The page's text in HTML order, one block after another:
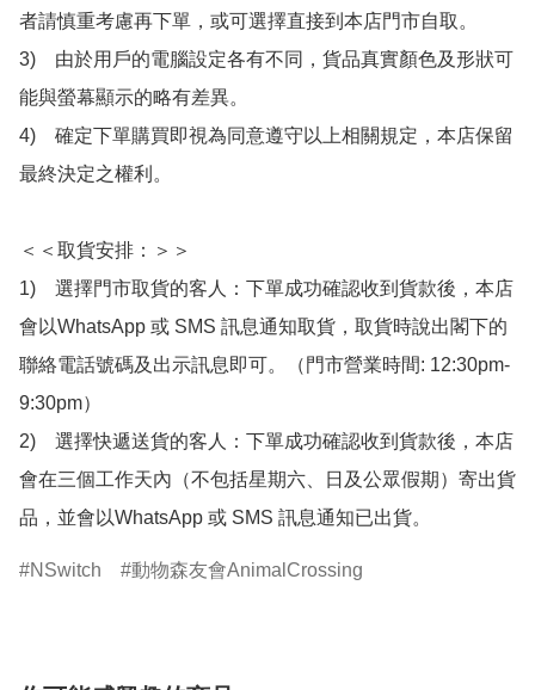
者請慎重考慮再下單，或可選擇直接到本店門市自取。
3)　由於用戶的電腦設定各有不同，貨品真實顏色及形狀可
能與螢幕顯示的略有差異。
4)　確定下單購買即視為同意遵守以上相關規定，本店保留
最終決定之權利。
＜＜取貨安排：＞＞
1)　選擇門市取貨的客人：下單成功確認收到貨款後，本店
會以WhatsApp 或 SMS 訊息通知取貨，取貨時說出閣下的
聯絡電話號碼及出示訊息即可。（門市營業時間: 12:30pm-
9:30pm）
2)　選擇快遞送貨的客人：下單成功確認收到貨款後，本店
會在三個工作天內（不包括星期六、日及公眾假期）寄出貨
品，並會以WhatsApp 或 SMS 訊息通知已出貨。
NSwitch 動物森友會AnimalCrossing